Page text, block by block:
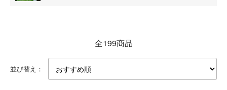
全199商品
並び替え：